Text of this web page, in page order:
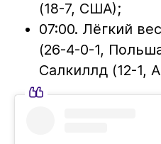
(18-7, США);
07:00. Лёгкий
(26-4-0-1,
Салкиллд (12-1,